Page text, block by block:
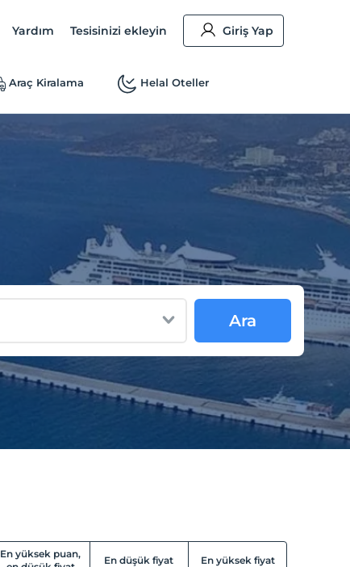
Yardım Tesisinizi ekleyin Giriş Yap
Araç Kiralama Helal Oteller
Ara
En yüksek puan,
En düşük fiyat En yüksek fiyat